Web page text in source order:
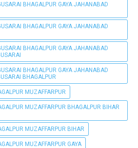
BHAGALPUR GAYA JAHANABAD
BHAGALPUR GAYA JAHANABAD
BHAGALPUR GAYA JAHANABAD
BHAGALPUR GAYA JAHANABAD
BHAGALPUR
MUZAFFARPUR
MUZAFFARPUR BHAGALPUR BIHAR
MUZAFFARPUR BIHAR
MUZAFFARPUR GAYA